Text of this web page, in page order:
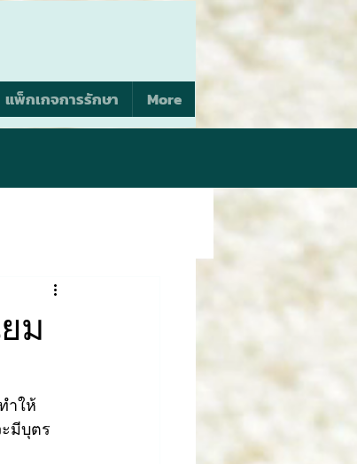
แพ็กเกจการรักษา More
ม
ำให้
มีบุตร